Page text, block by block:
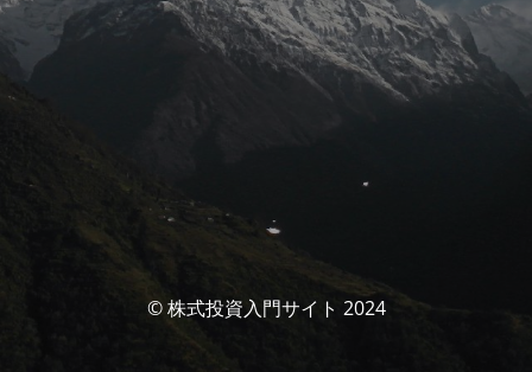
© 株式投資入門サイト 2024